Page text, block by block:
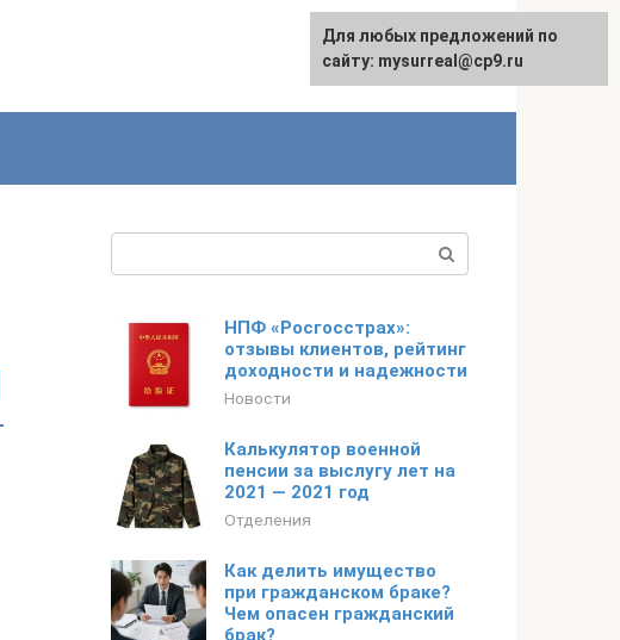
НПФ «Росгосстрах»:
отзывы клиентов, рейтинг
доходности и надежности
Новости
Калькулятор военной
пенсии за выслугу лет на
2021 — 2021 год
Отделения
Как делить имущество
при гражданском браке?
Чем опасен гражданский
брак?
Для любых предложений по
сайту: mysurreal@cp9.ru